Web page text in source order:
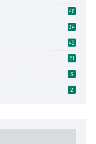
46
34
42
21
3
2